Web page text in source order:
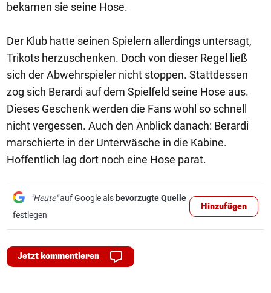
bekamen sie seine Hose.
Der Klub hatte seinen Spielern allerdings untersagt,
Trikots herzuschenken. Doch von dieser Regel ließ
sich der Abwehrspieler nicht stoppen. Stattdessen
zog sich Berardi auf dem Spielfeld seine Hose aus.
Dieses Geschenk werden die Fans wohl so schnell
nicht vergessen. Auch den Anblick danach: Berardi
marschierte in der Unterwäsche in die Kabine.
Hoffentlich lag dort noch eine Hose parat.
"Heute"auf Google als bevorzugte Quelle
festlegen
Hinzufügen
Jetzt kommentieren